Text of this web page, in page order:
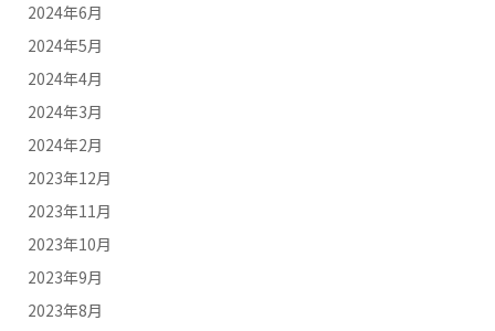
2024年6月
2024年5月
2024年4月
2024年3月
2024年2月
2023年12月
2023年11月
2023年10月
2023年9月
2023年8月